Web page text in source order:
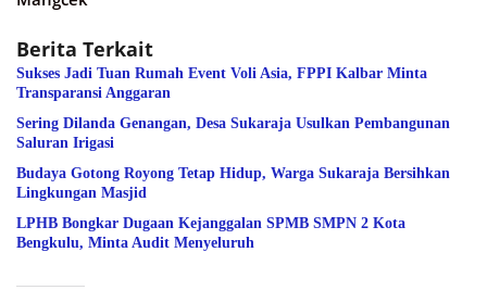
Berita Terkait
Sukses Jadi Tuan Rumah Event Voli Asia, FPPI Kalbar Minta
Transparansi Anggaran
Sering Dilanda Genangan, Desa Sukaraja Usulkan Pembangunan
Saluran Irigasi
Budaya Gotong Royong Tetap Hidup, Warga Sukaraja Bersihkan
Lingkungan Masjid
LPHB Bongkar Dugaan Kejanggalan SPMB SMPN 2 Kota
Bengkulu, Minta Audit Menyeluruh